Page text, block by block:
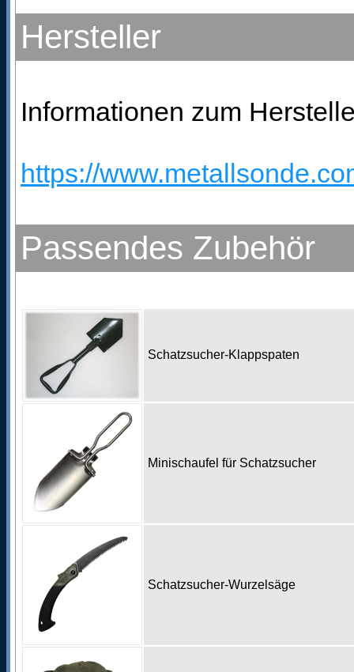
Hersteller
Informationen zum
https://
Passendes Zubehör
Schatzsucher-Klappspaten
Minischaufel für Schatzsucher
Schatzsucher-Wurzelsäge